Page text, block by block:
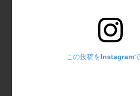
この投稿をInstagram